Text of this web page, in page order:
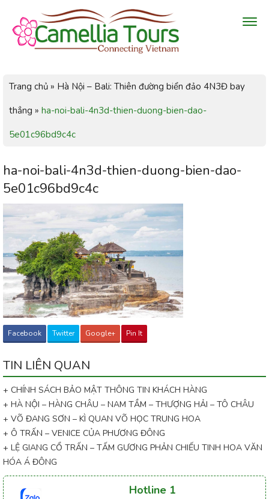
Trang chủ » Hà Nội – Bali: Thiên đường biển đảo 4N3Đ bay
thẳng » ha-noi-bali-4n3d-thien-duong-bien-dao-
5e01c96bd9c4c
ha-noi-bali-4n3d-thien-duong-bien-dao-
5e01c96bd9c4c
Facebook Twitter Google+ Pin It
TIN LIÊN QUAN
+ CHÍNH SÁCH BẢO MẬT THÔNG TIN KHÁCH HÀNG
+ HÀ NỘI – HÀNG CHÂU – NAM TẦM – THƯỢNG HẢI – TÔ CHÂU
+ VÕ ĐANG SƠN – KÌ QUAN VÕ HỌC TRUNG HOA
+ Ô TRẤN – VENICE CỦA PHƯƠNG ĐÔNG
+ LỆ GIANG CỔ TRẤN – TẤM GƯƠNG PHẢN CHIẾU TINH HOA VĂN
HÓA Á ĐÔNG
Hotline 1